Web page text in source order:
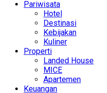
Pariwisata
Hotel
Destinasi
Kebijakan
Kuliner
Properti
Landed House
MICE
Apartemen
Keuangan